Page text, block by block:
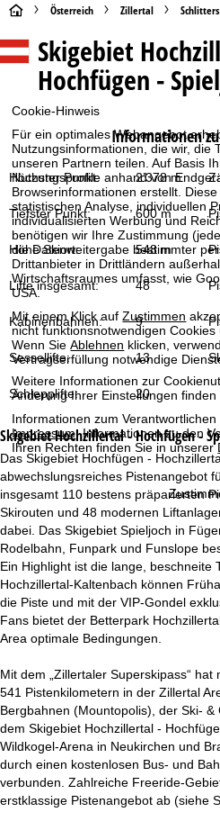
Cookie-Hinweis
Für ein optimales Webangebot
Nutzungsinformationen, die wir, die
unseren Partnern teilen. Auf Basis
Nutzungsprofile anhand von
Browserinformationen erstellt.
statistischen Analyse, individuellen
individualisierten Werbung und
benötigen wir Ihre Zustimmung
die Datenweitergabe bestimmter
Drittanbieter in Drittländern
Wirtschaftsraumes umfasst, wie
USA.
Mit einem Klick aufZustimmen
nicht funktionsnotwendigen Cookies
Wenn SieAblehnen klicken,
Vertragserfüllung notwendige
Weitere Informationen zur
Änderung Ihrer Einstellungen
Informationen zum
Impressum. Informationen zu den
Ihren Rechten finden Sie in unserer
S
t
r
t
s
e
i
e
Österreich Zillertal Schlitters
Skigebiet
Hochfügen -
Informationen
Höchster Punkt: 2’378 m
Tiefster Punkt: 600 m
Höhe Skiort: 548 m
Lifte insgesamt: 48
Kabinenbahnen: 9
Sessellifte: 13
Schlepplifte: 20
SkigebietHochzillertal - Hochfügen -
Das Skigebiet Hochfügen -
abwechslungsreiches Pistenangebot
insgesamt 110 bestens präparierten
Skirouten und 48 modernen
dabei. Das Skigebiet Spieljoch in
Rodelbahn, Funpark und Funslope
Ein Highlight ist die lange, beschneite
Hochzillertal-Kaltenbach können
die Piste und mit der VIP-Gondel
Fans bietet der Betterpark
Area optimale Bedingungen.
Mit dem „Zillertaler Superskipass“
541 Pistenkilometern in der Zillertal
Bergbahnen (Mountopolis), der Ski- &
dem Skigebiet Hochzillertal -
Wildkogel-Arena in Neukirchen und
durch einen kostenlosen Bus- und
verbunden. Zahlreiche Freeride-
erstklassige Pistenangebot ab (siehe